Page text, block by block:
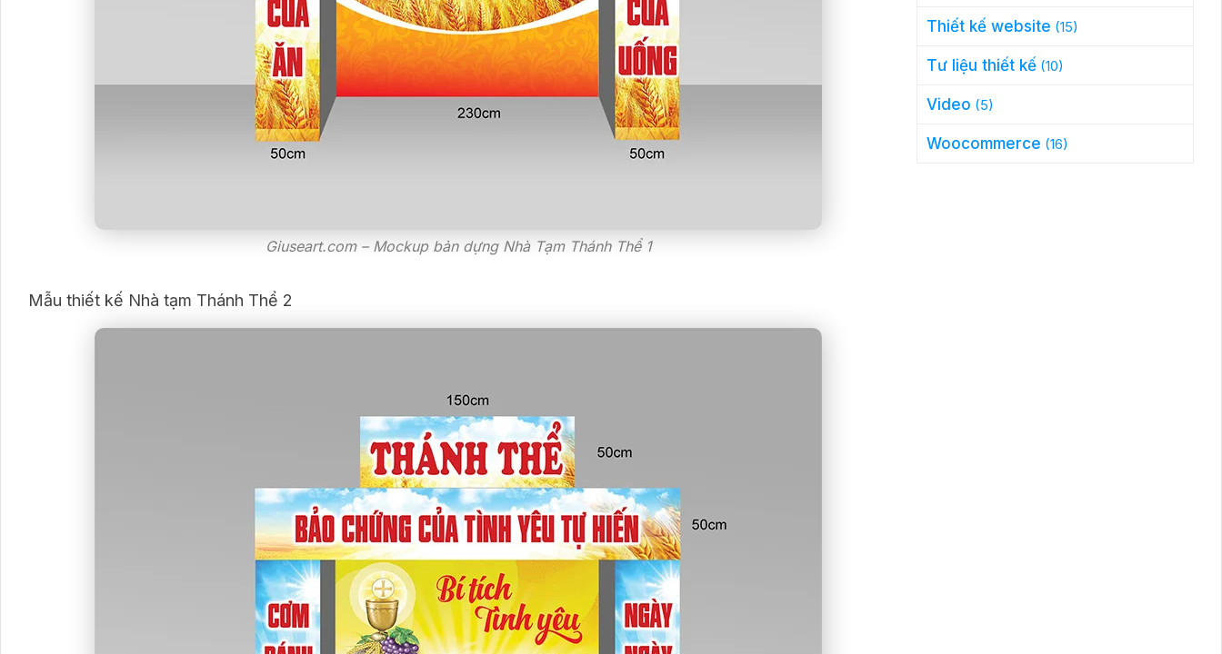
Giuseart.com – Mockup bản dựng Nhà Tạm Thánh Thể 1
Mẫu thiết kế Nhà tạm Thánh Thể 2
Thiết kế website (15)
Tư liệu thiết kế(10)
Video (5)
Woocommerce (16)